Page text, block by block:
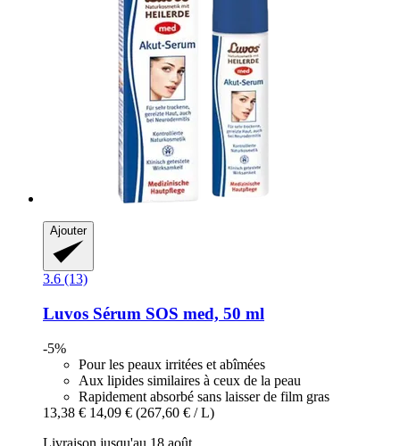
Ajouter
3.6 (13)
Luvos Sérum SOS med, 50 ml
-5%
Pour les peaux irritées et abîmées
Aux lipides similaires à ceux de la peau
Rapidement absorbé sans laisser de film gras
13,38 € 14,09 € (267,60 € / L)
Livraison jusqu'au 18 août